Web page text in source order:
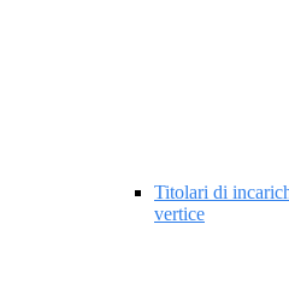
Titolari di
vertice